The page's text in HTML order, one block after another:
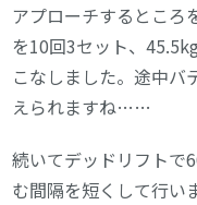
アプローチするところ
を10回3セット、
こなしました。途中バ
えられますね……
続いてデッドリフトで
む間隔を短くして行い